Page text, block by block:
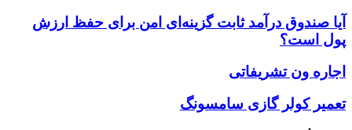
آیا صندوق درآمد ثابت گزینه‌ای امن برای حفظ ارزش
پول است؟
اجاره ون تشریفاتی
تعمیر کولر گازی سامسونگ